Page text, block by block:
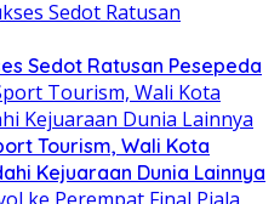
Sedot Ratusan Pesepeda
Tourism, Wali Kota
Kejuaraan Dunia Lainnya